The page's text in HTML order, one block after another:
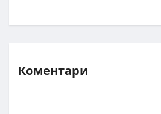
Коментари